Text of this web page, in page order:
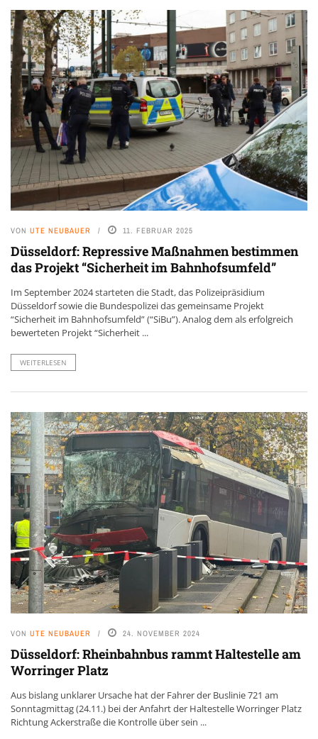
VON UTE NEUBAUER 11. FEBRUAR 2025
Düsseldorf: Repressive Maßnahmen bestimmen
das Projekt “Sicherheit im Bahnhofsumfeld”
Im September 2024 starteten die Stadt, das Polizeipräsidium
Düsseldorf sowie die Bundespolizei das gemeinsame Projekt
“Sicherheit im Bahnhofsumfeld” (“SiBu”). Analog dem als erfolgreich
bewerteten Projekt “Sicherheit ...
WEITERLESEN
VON UTE NEUBAUER 24. NOVEMBER 2024
Düsseldorf: Rheinbahnbus rammt Haltestelle am
Worringer Platz
Aus bislang unklarer Ursache hat der Fahrer der Buslinie 721 am
Sonntagmittag (24.11.) bei der Anfahrt der Haltestelle Worringer Platz
Richtung Ackerstraße die Kontrolle über sein ...